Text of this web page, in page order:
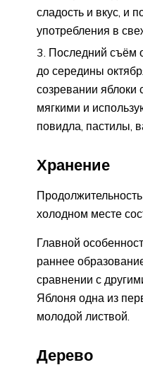
сладость и вкус, и
употребления в
Последний съём
до середины
созревании яблоки
мягкими и
повидла, пастилы,
Хранение
холодном месте
Главной
раннее
сравнении с
Яблоня одна из
молодой листвой.
Дерево